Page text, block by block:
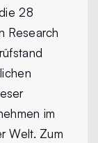
28
Research
im
Welt. Zum